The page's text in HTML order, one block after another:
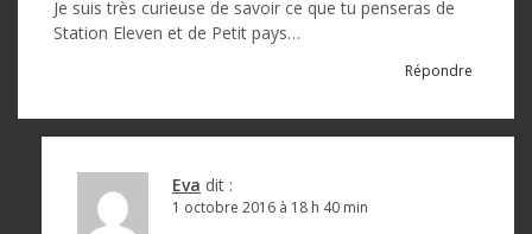
Je suis très curieuse de savoir ce que tu penseras de
Station Eleven et de Petit pays…
Répondre
Eva dit :
1 octobre 2016 à 18 h 40 min